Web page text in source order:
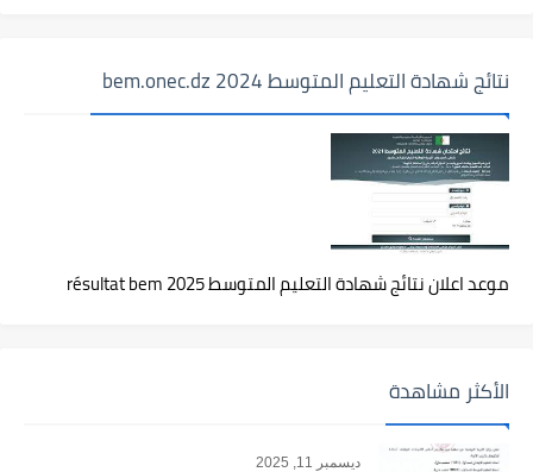
نتائج شهادة التعليم المتوسط 2024 bem.onec.dz
موعد اعلان نتائج شهادة التعليم المتوسط 2025 résultat bem
الأكثر مشاهدة
ديسمبر 11, 2025